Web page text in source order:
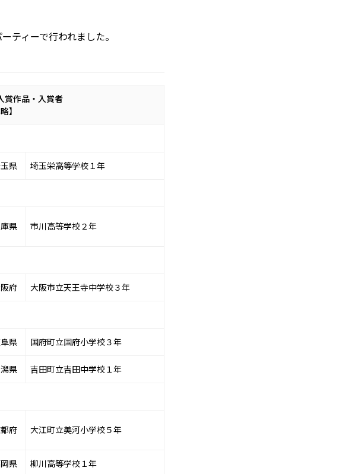
ティーで行われました。
賞作品・入賞者
】
県 埼玉栄高等学校１年
県 市川高等学校２年
府 大阪市立天王寺中学校３年
県 国府町立国府小学校３年
県 吉田町立吉田中学校１年
府 大江町立美河小学校５年
県 柳川高等学校１年